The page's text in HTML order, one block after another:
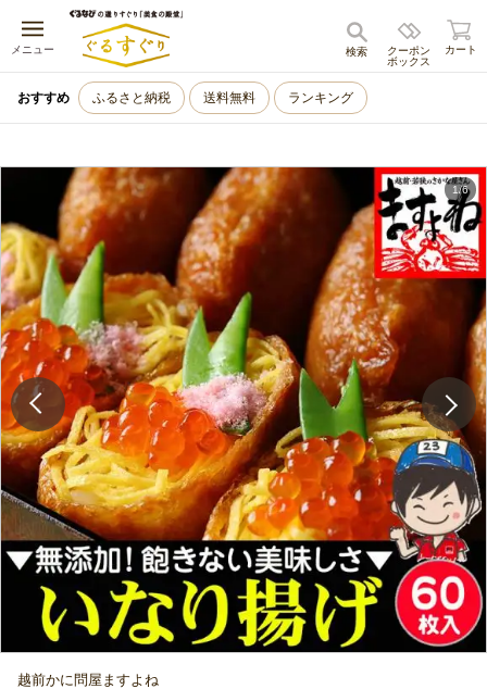
メニュー
キャンセル
クーポン
ボックス
検索 カート
おすすめ ふるさと納税 送料無料 ランキング
1/6
越前かに問屋ますよね